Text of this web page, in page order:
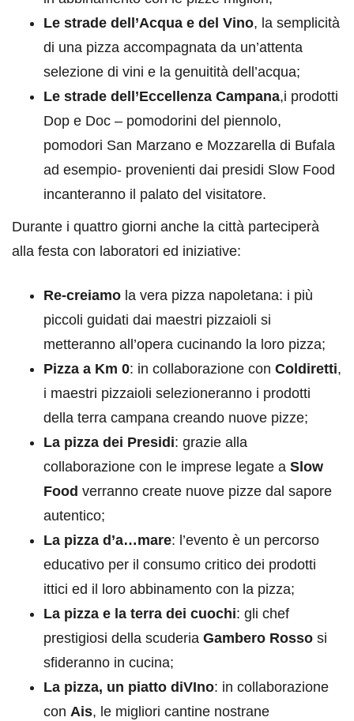
Le strade dell’Acqua e del Vino, la semplicità
di una pizza accompagnata da un’attenta
selezione di vini e la genuitità dell’acqua;
Le strade dell’Eccellenza Campana,i prodotti
Dop e Doc – pomodorini del piennolo,
pomodori San Marzano e Mozzarella di Bufala
ad esempio- provenienti dai presidi Slow Food
incanteranno il palato del visitatore.
Durante i quattro giorni anche la città parteciperà
alla festa con laboratori ed iniziative:
Re-creiamo la vera pizza napoletana: i più
piccoli guidati dai maestri pizzaioli si
metteranno all’opera cucinando la loro pizza;
Pizza a Km 0: in collaborazione con Coldiretti,
i maestri pizzaioli selezioneranno i prodotti
della terra campana creando nuove pizze;
La pizza dei Presidi: grazie alla
collaborazione con le imprese legate a Slow
Food verranno create nuove pizze dal sapore
autentico;
La pizza d’a…mare: l’evento è un percorso
educativo per il consumo critico dei prodotti
ittici ed il loro abbinamento con la pizza;
La pizza e la terra dei cuochi: gli chef
prestigiosi della scuderia Gambero Rosso si
sfideranno in cucina;
La pizza, un piatto diVIno: in collaborazione
con Ais, le migliori cantine nostrane